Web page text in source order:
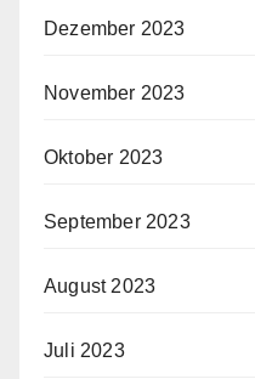
Dezember 2023
November 2023
Oktober 2023
September 2023
August 2023
Juli 2023